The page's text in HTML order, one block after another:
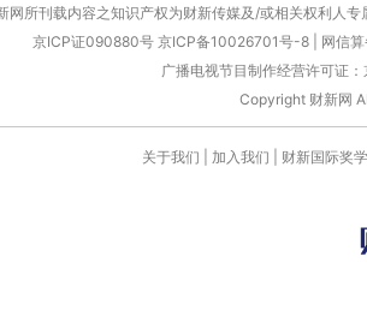
网所刊载内容之知识产权为财新传媒及/或相关权利人
京ICP证090880号 京ICP备10026701号-8
网信
广播电视节目制作经营许可证
Copyright 财新网
关于我们 加入我们 财新国际奖